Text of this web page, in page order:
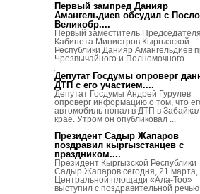
Первый зампред Данияр
Амангельдиев обсудил с
Великобр....
Первый заместитель Председателя
Кабинета Министров Кыргызской
Республики Данияр Амангельдиев
Чрезвычайного и Полномочного ...
Депутат Госдумы опроверг
ДТП с его участием....
Депутат Госдумы Андрей Гурулев
опроверг информацию о том, что
автомобиль попал в ДТП в
крае. Утром он опубликовал ...
Президент Садыр Жапаров
поздравил кыргызстанцев с
праздником....
Президент Кыргызской Республики
Садыр Жапаров сегодня, 21 марта,
Центральной площади «Ала-Тоо»
выступил с поздравительной речью